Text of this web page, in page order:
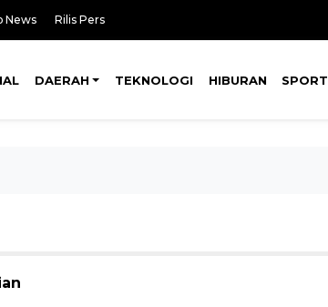
News Rilis Pers
DAERAH TEKNOLOGI HIBURAN SPORT